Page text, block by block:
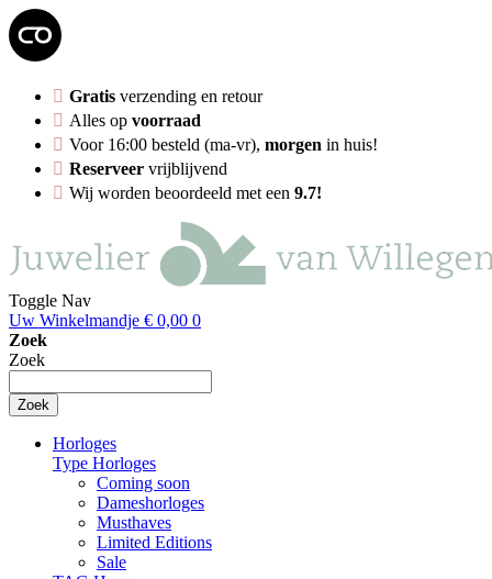
Gratis verzending en retour
Alles op voorraad
Voor 16:00 besteld (ma-vr), morgen in huis!
Reserveer vrijblijvend
Wij worden beoordeeld met een 9.7!
Toggle Nav
Uw Winkelmandje € 0,00 0
Zoek
Zoek
Zoek
Horloges
Type Horloges
Coming soon
Dameshorloges
Musthaves
Limited Editions
Sale